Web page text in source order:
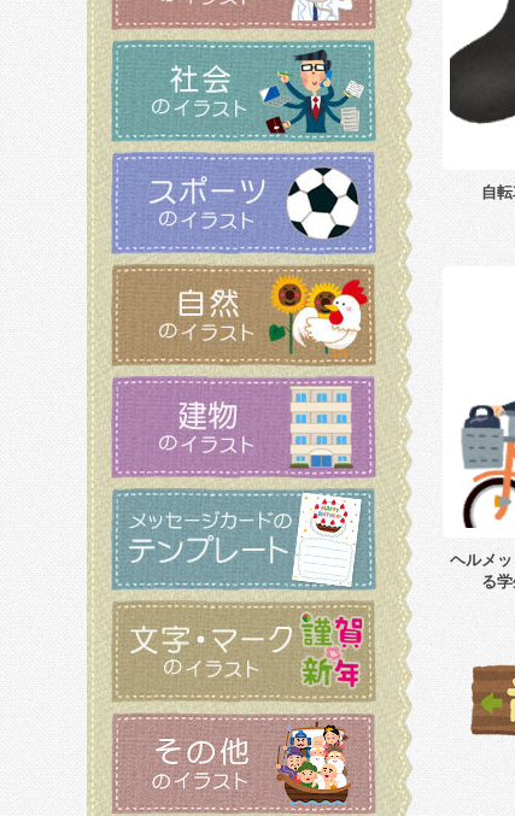
自
ヘルメ
る